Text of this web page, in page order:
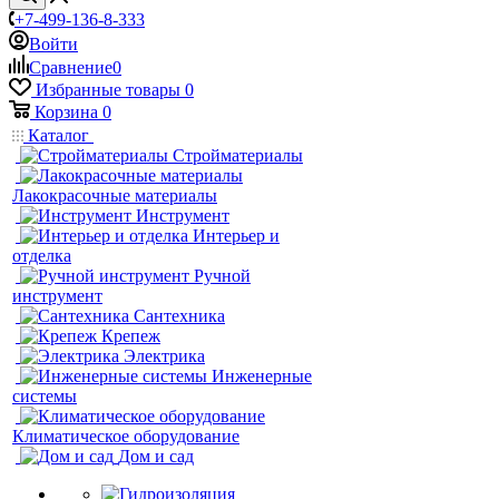
+7-499-136-8-333
Войти
Сравнение0
Избранные товары 0
Корзина 0
Каталог
Стройматериалы
Лакокрасочные материалы
Инструмент
Интерьер и
отделка
Ручной
инструмент
Сантехника
Крепеж
Электрика
Инженерные
системы
Климатическое оборудование
Дом и сад